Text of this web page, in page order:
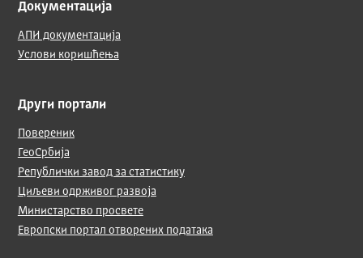
Документација
АПИ документација
Услови коришћења
Други портали
Повереник
ГеоСрбија
Републички завод за статистику
Циљеви одрживог развоја
Министарство просвете
Европски портал отворених података